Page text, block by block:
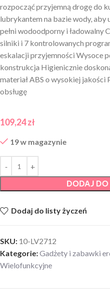
rozpocząć przyjemną drogę do
lubrykantem na bazie wody, aby
pełni wodoodporny i ładowalny
silniki i 7 kontrolowanych
eskalacji przyjemności Wysoce
konstrukcja Higienicznie
materiał ABS o wysokiej
obsługę
109,24zł
19 w magazynie
DODAJ
Dodaj do listy życzeń
SKU: 10-LV2712
Kategorie:Gadżety i zabawki
Wielofunkcyjne